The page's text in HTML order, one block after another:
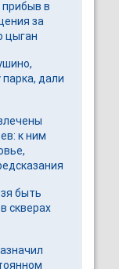
в
за
цыган
дали
к ним
быть
скверах